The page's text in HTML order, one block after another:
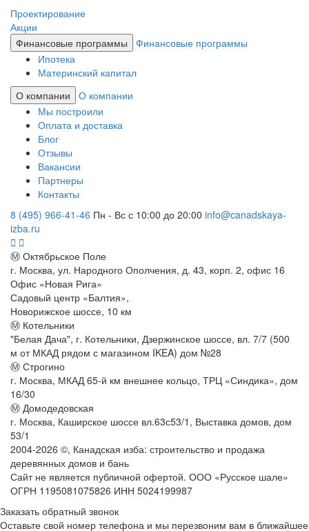
Проектирование
Акции
Финансовые программы
Финансовые программы
Ипотека
Материнский капитал
О компании
О компании
Мы построили
Оплата и доставка
Блог
Отзывы
Вакансии
Партнеры
Контакты
8 (495) 966-41-46 Пн - Вс с 10:00 до 20:00 info@canadskaya-
izba.ru
Ⓜ Октябрьское Поле
г. Москва, ул. Народного Ополчения, д. 43, корп. 2, офис 16
Офис «Новая Рига»
Садовый центр «Балтия»,
Новорижское шоссе, 10 км
Ⓜ Котельники
"Белая Дача", г. Котельники, Дзержинское шоссе, вл. 7/7 (500
м от МКАД рядом с магазином IKEA) дом №28
Ⓜ Строгино
г. Москва, МКАД 65-й км внешнее кольцо, ТРЦ «Синдика», дом
16/30
Ⓜ Домодедовская
г. Москва, Каширское шоссе вл.63с53/1, Выставка домов, дом
53/1
2004-2026 ©, Канадская изба: строительство и продажа
деревянных домов и бань
Сайт не является публичной офертой. ООО «Русское шале»
ОГРН 1195081075826 ИНН 5024199987
Заказать обратный звонок
Оставьте свой номер телефона и мы перезвоним вам в ближайшее